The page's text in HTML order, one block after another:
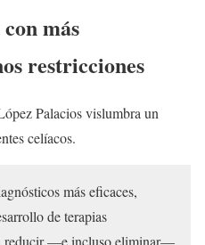
más
restricciones
Palacios vislumbra un
celíacos.
más eficaces,
de terapias